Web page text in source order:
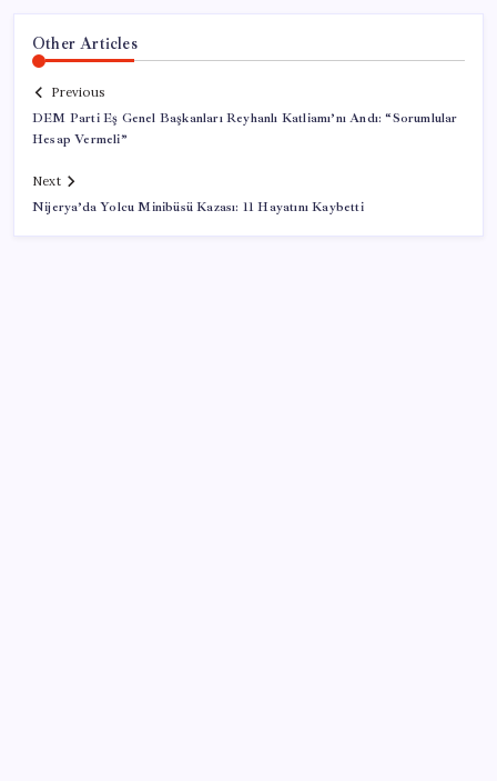
Other Articles
Previous
DEM Parti Eş Genel Başkanları Reyhanlı Katliamı’nı Andı: “Sorumlular
Hesap Vermeli”
Next
Nijerya’da Yolcu Minibüsü Kazası: 11 Hayatını Kaybetti